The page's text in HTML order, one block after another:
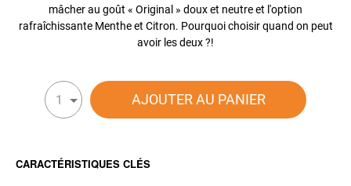
mâcher au goût « Original » doux et neutre et l'option
rafraîchissante Menthe et Citron. Pourquoi choisir quand on peut
avoir les deux ?!
1 AJOUTER AU PANIER
CARACTÉRISTIQUES CLÉS